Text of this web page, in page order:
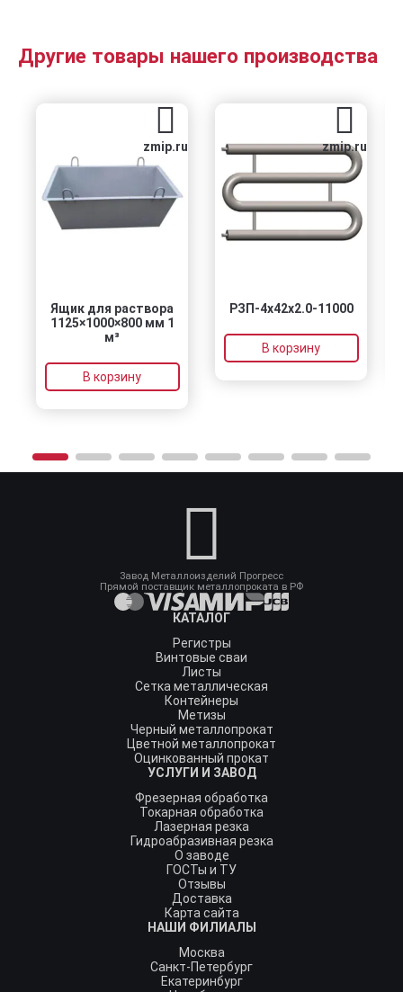
Другие товары нашего производства
zmip.ru
Ящик для раствора
1125×1000×800 мм 1
м³
В корзину
zmip.ru
РЗП-4x42x2.0-11000
В корзину
Завод Металлоизделий Прогресс
Прямой поставщик металлопроката в РФ
КАТАЛОГ
Регистры
Винтовые сваи
Листы
Сетка металлическая
Контейнеры
Метизы
Черный металлопрокат
Цветной металлопрокат
Оцинкованный прокат
УСЛУГИ И ЗАВОД
Фрезерная обработка
Токарная обработка
Лазерная резка
Гидроабразивная резка
О заводе
ГОСТы и ТУ
Отзывы
Доставка
Карта сайта
НАШИ ФИЛИАЛЫ
Москва
Санкт-Петербург
Екатеринбург